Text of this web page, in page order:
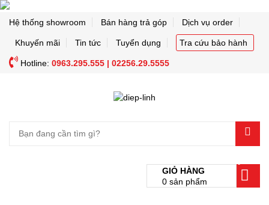
Hệ thống showroom Bán hàng trả góp Dịch vụ order
Khuyến mãi Tin tức Tuyển dụng Tra cứu bảo hành
Hotline: 0963.295.555 | 02256.29.5555
GIỎ HÀNG
0 sản phẩm